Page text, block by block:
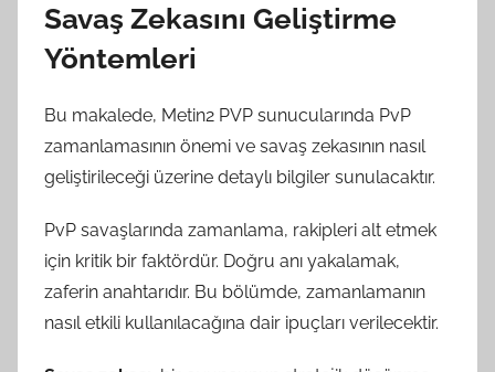
Savaş Zekasını Geliştirme
Yöntemleri
Bu makalede, Metin2 PVP sunucularında PvP
zamanlamasının önemi ve savaş zekasının nasıl
geliştirileceği üzerine detaylı bilgiler sunulacaktır.
PvP savaşlarında zamanlama, rakipleri alt etmek
için kritik bir faktördür. Doğru anı yakalamak,
zaferin anahtarıdır. Bu bölümde, zamanlamanın
nasıl etkili kullanılacağına dair ipuçları verilecektir.